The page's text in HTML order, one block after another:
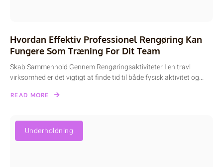
Hvordan Effektiv Professionel Rengøring Kan
Fungere Som Træning For Dit Team
Skab Sammenhold Gennem Rengøringsaktiviteter I en travl
virksomhed er det vigtigt at finde tid til både fysisk aktivitet og...
READ MORE
Underholdning